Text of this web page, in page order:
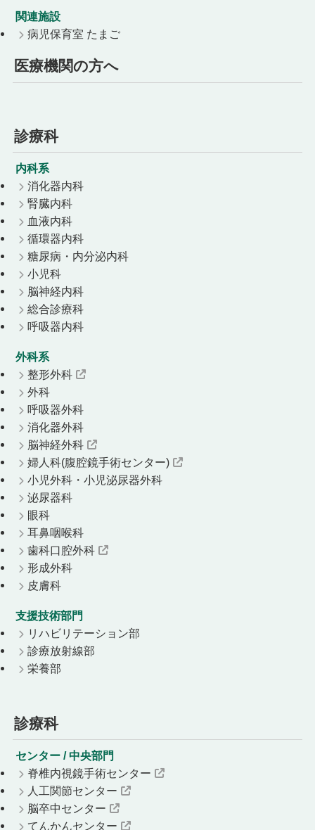
関連施設
病児保育室 たまご
医療機関の方へ
診療科
内科系
消化器内科
腎臓内科
血液内科
循環器内科
糖尿病・内分泌内科
小児科
脳神経内科
総合診療科
呼吸器内科
外科系
整形外科
外科
呼吸器外科
消化器外科
脳神経外科
婦人科(腹腔鏡手術センター)
小児外科・小児泌尿器外科
泌尿器科
眼科
耳鼻咽喉科
歯科口腔外科
形成外科
皮膚科
支援技術部門
リハビリテーション部
診療放射線部
栄養部
診療科
センター / 中央部門
脊椎内視鏡手術センター
人工関節センター
脳卒中センター
てんかんセンター